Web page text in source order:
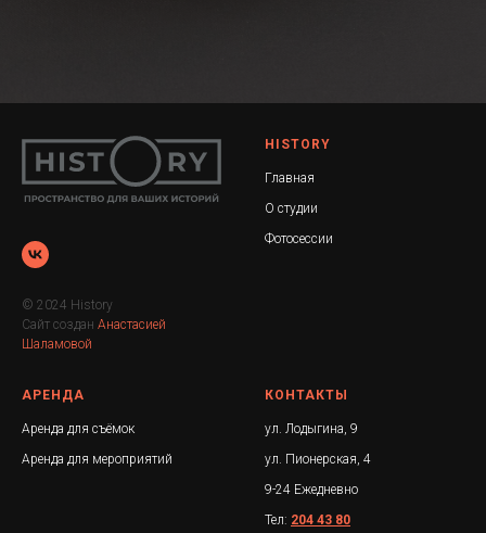
© 2024 History
Сайт создан Анастасией
Шаламовой
HISTORY
Главная
О студии
Фотосессии
АРЕНДА
Аренда для съёмок
Аренда для мероприятий
КОНТАКТЫ
ул. Лодыгина, 9
ул. Пионерская, 4
9-24 Ежедневно
Тел: 204 43 80